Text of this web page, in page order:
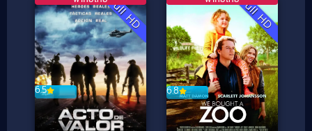
Full HD
6.5
Full HD
6.8